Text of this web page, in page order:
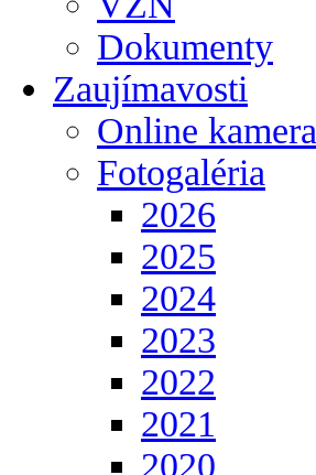
Dokumenty
Zaujímavosti
Online kamera
Fotogaléria
2026
2025
2024
2023
2022
2021
2020